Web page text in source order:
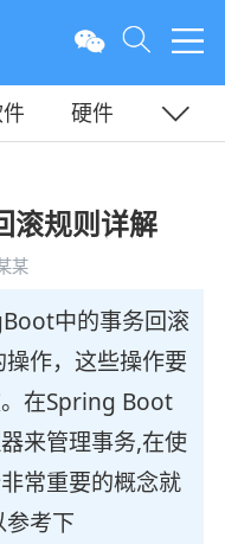
硬件
规则详解
某
中的事务回滚
作，这些操作要
在Spring Boot
来管理事务,在使
常重要的概念就
考下